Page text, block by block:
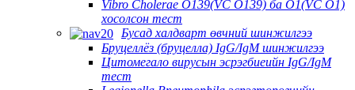
Vibro Cholerae O139(VC O139) ба O1(VC O1)
хосолсон тест
Бусад халдварт өвчний шинжилгээ
Бруцеллёз (бруцелла) IgG/IgM шинжилгээ
Цитомегало вирусын эсрэгбиеийн IgG/IgM
тест